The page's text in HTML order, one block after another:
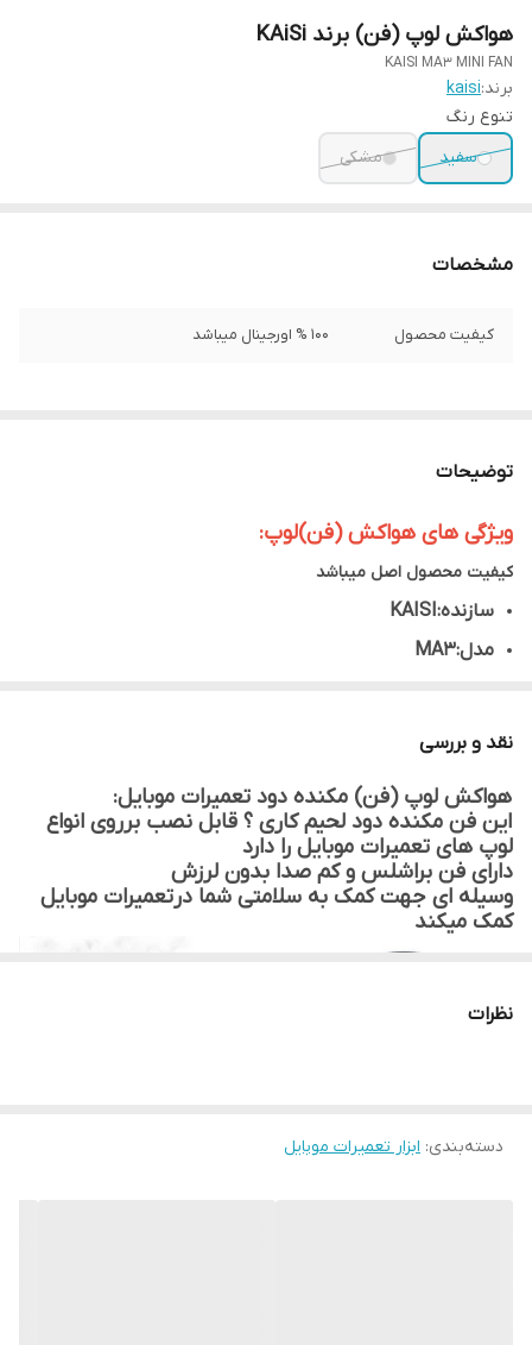
هواکش لوپ (فن) برند KAiSi
KAISI MA3 MINI FAN
برند:kaisi
تنوع رنگ
سفید
مشکی
مشخصات
کیفیت محصول 100 % اورجینال میباشد
توضیحات
ویژگی های هواکش (فن)لوپ:
کیفیت محصول اصل میباشد
سازنده:KAISI
مدل:MA3
نقد و بررسی
هواکش لوپ (فن) مکنده دود تعمیرات موبایل:
این فن مکنده دود لحیم کاری ؟ قابل نصب برروی انواع
لوپ های تعمیرات موبایل را دارد
دارای فن براشلس و کم صدا بدون لرزش
وسیله ای جهت کمک به سلامتی شما درتعمیرات موبایل
کمک میکند
نظرات
دسته‌بندی: ابزار تعمیرات موبایل